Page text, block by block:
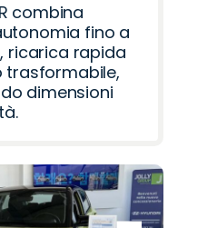
combina
fino a
ricarica rapida
trasformabile,
dimensioni